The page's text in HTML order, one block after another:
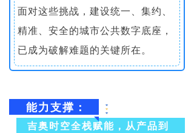
面对这些挑战，建设统一、集约、
精准、安全的城市公共数字底座，
已成为破解难题的关键所在。
能力支撑：
吉奥时空全栈赋能，从产品到